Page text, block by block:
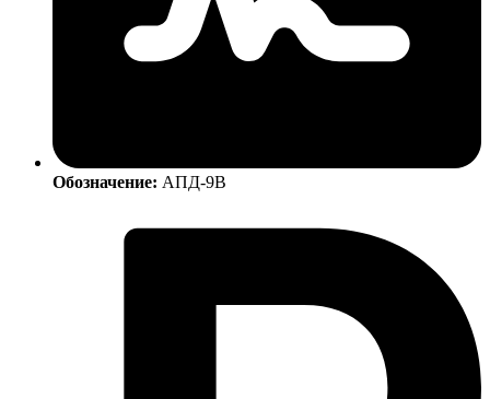
Обозначение: АПД-9В